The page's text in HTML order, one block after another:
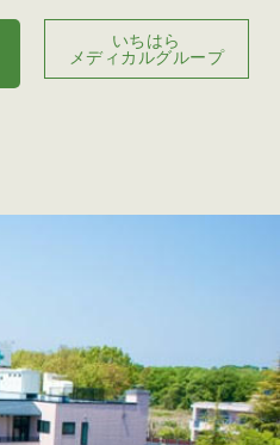
いちはら
メディカルグループ